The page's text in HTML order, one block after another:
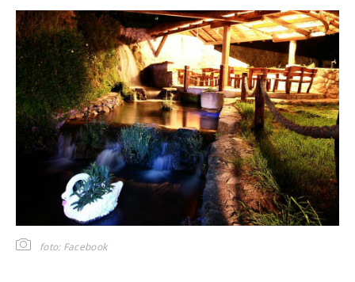
foto: Facebook